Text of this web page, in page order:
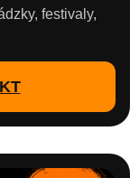
festivaly,